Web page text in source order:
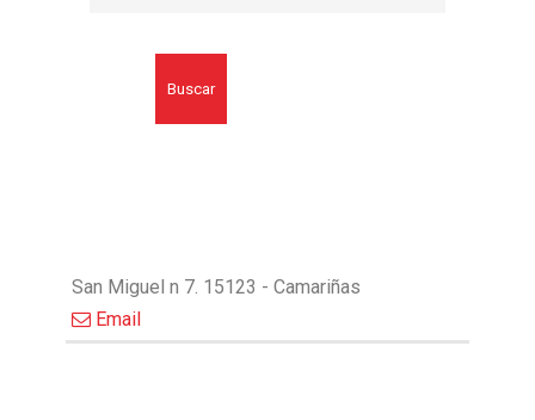
Buscar
San Miguel n 7. 15123 - Camariñas
Email